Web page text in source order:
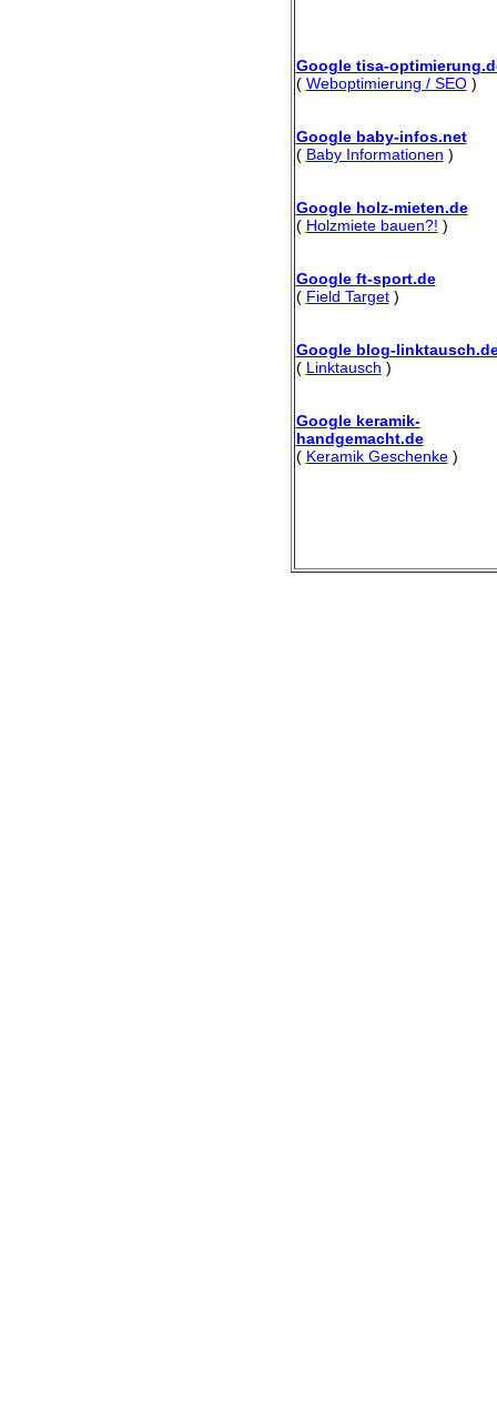
Google tisa-
( Weboptimierung / SEO)
Google baby-infos.net
( Baby Informationen )
Google holz-mieten.de
( Holzmiete bauen?! )
Google ft-sport.de
( Field Target)
Google blog-
( Linktausch )
Google keramik-
handgemacht.de
( Keramik Geschenke)